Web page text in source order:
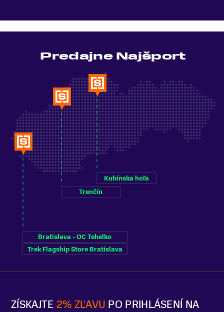
ZÍSKAJTE 2% ZĽAVU PO PRIHLÁSENÍ NA
Predajne Najšport
Bratislava - OC Tehelko
Trek Flagship Store Bratislava
Trenčín
Kubínska hoľa